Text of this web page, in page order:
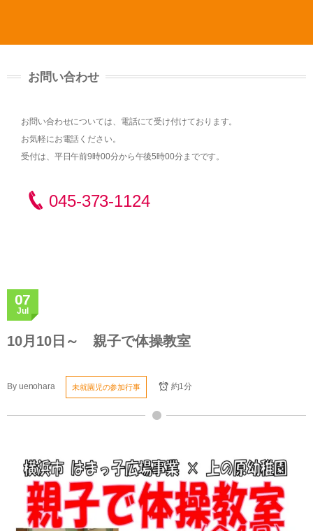
お問い合わせ
お問い合わせについては、電話にて受け付けております。
お気軽にお電話ください。
受付は、平日午前9時00分から午後5時00分までです。
045-373-1124
07
Jul
10月10日～ 親子で体操教室
By uenohara 未就園児の参加行事 約1分